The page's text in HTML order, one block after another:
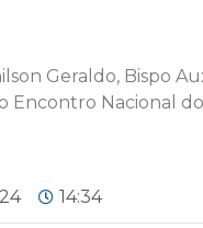
Geraldo, Bispo
Encontro Nacional
14:34